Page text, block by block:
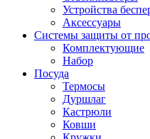
Устройства
Аксессуары
Системы защиты от
Комплектующие
Набор
Посуда
Термосы
Дуршлаг
Кастрюли
Ковши